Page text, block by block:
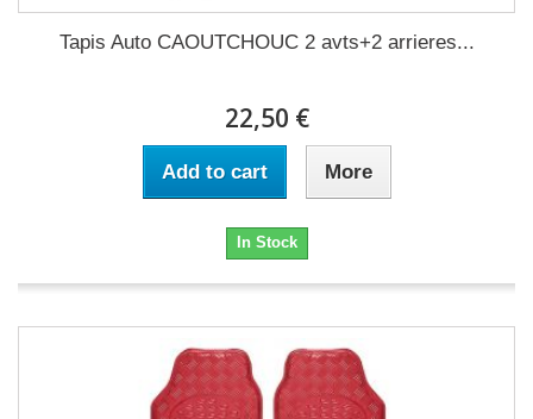
Tapis Auto CAOUTCHOUC 2 avts+2 arrieres...
22,50 €
Add to cart More
In Stock